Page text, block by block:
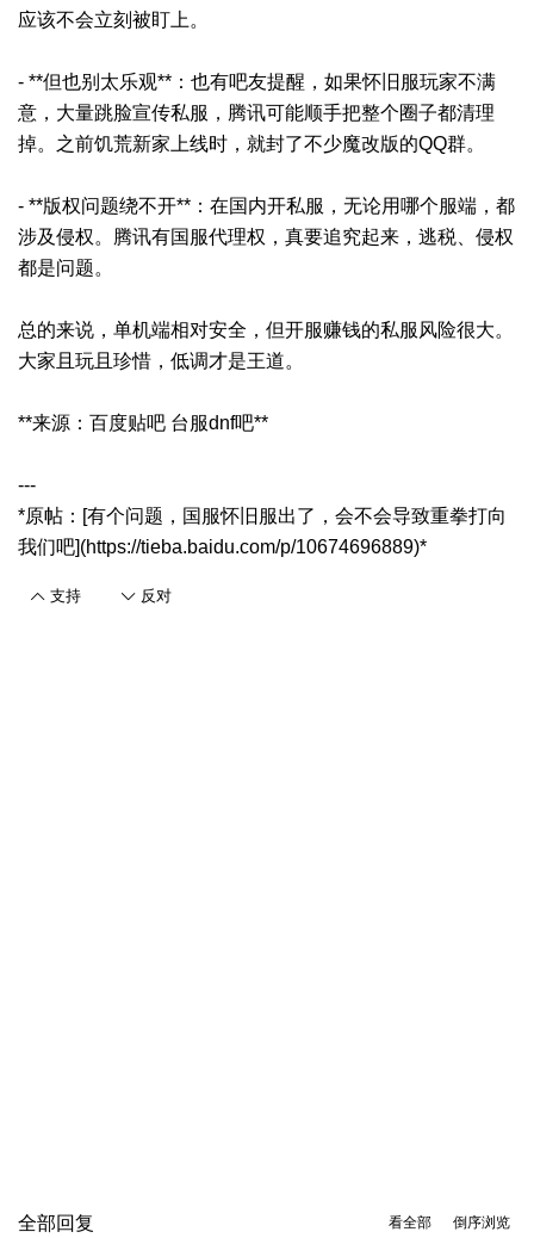
应该不会立刻被盯上。
- **但也别太乐观**：也有吧友提醒，如果怀旧服玩家不满
意，大量跳脸宣传私服，腾讯可能顺手把整个圈子都清理
掉。之前饥荒新家上线时，就封了不少魔改版的QQ群。
- **版权问题绕不开**：在国内开私服，无论用哪个服端，都
涉及侵权。腾讯有国服代理权，真要追究起来，逃税、侵权
都是问题。
总的来说，单机端相对安全，但开服赚钱的私服风险很大。
大家且玩且珍惜，低调才是王道。
**来源：百度贴吧 台服dnf吧**
---
*原帖：[有个问题，国服怀旧服出了，会不会导致重拳打向
我们吧](https://tieba.baidu.com/p/10674696889)*
支持 反对
倒序浏览
看全部
全部回复